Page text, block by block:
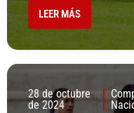
LEER MÁS
28 de octubre
de 2024